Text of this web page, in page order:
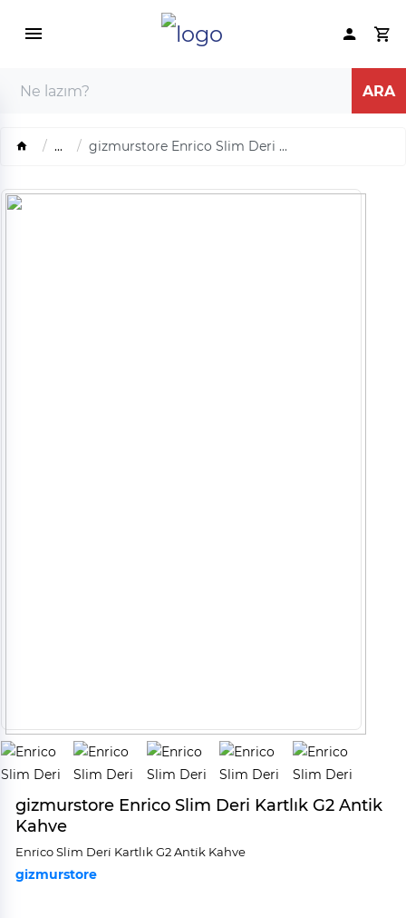
... gizmurstore Enrico Slim Deri ...
gizmurstore Enrico Slim Deri Kartlık G2 Antik
Kahve
Enri̇co Sli̇m Deri̇ Kartlık G2 Anti̇k Kahve
gizmurstore